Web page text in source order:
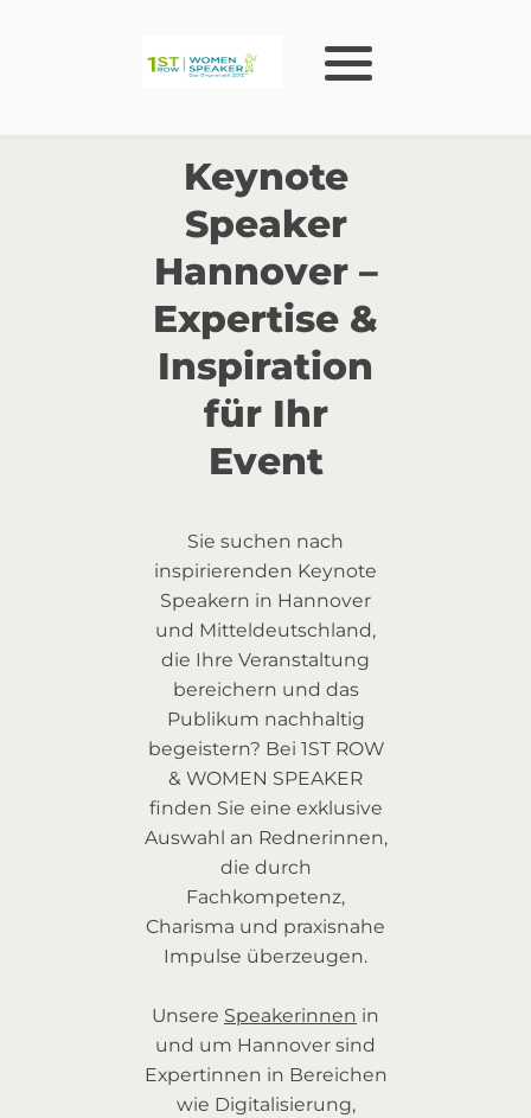
Keynote
Speaker
Hannover –
Expertise &
Inspiration
für Ihr
Event
Sie suchen nach
inspirierenden Keynote
Speakern in Hannover
und Mitteldeutschland,
die Ihre Veranstaltung
bereichern und das
Publikum nachhaltig
begeistern? Bei 1ST ROW
& WOMEN SPEAKER
finden Sie eine exklusive
Auswahl an Rednerinnen,
die durch
Fachkompetenz,
Charisma und praxisnahe
Impulse überzeugen.
Unsere Speakerinnen in
und um Hannover sind
Expertinnen in Bereichen
wie Digitalisierung,